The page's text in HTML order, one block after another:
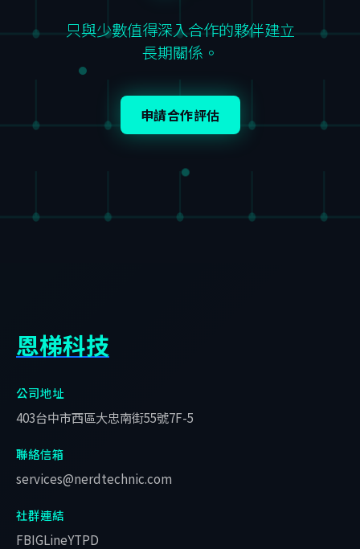
只與少數值得深入合作的夥伴建立
長期關係。
申請合作評估
恩梯科技
公司地址
403台中市西區大忠南街55號7F-5
聯絡信箱
services@nerdtechnic.com
社群連結
FBIGLineYTPD